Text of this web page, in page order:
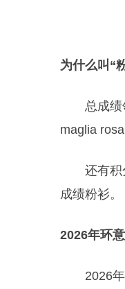
为什么叫“
总成
maglia
还有
成绩粉衫。
2026年环
2026